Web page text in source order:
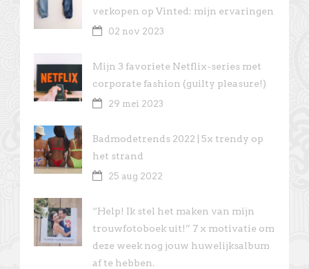
verkopen op Vinted: mijn ervaringen
02 nov 2023
Mijn 3 favoriete Netflix-series met
corporate fashion (guilty pleasure!)
29 mei 2023
Badmodetrends 2022 | 5x trendy op
het strand
25 aug 2022
“Help! Ik stel het maken van mijn
trouwfotoboek uit!” 7 x motivatie om
deze week nog jouw huwelijksalbum
af te hebben.